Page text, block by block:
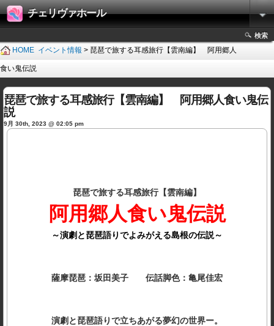
チェリヴァホール
検索
HOME イベント情報 > 琵琶で旅する耳感旅行【雲南編】 阿用郷人
食い鬼伝説
琵琶で旅する耳感旅行【雲南編】 阿用郷人食い鬼伝
説
9月 30th, 2023 @ 02:05 pm
琵琶で旅する耳感旅行【雲南編】
阿用郷人食い鬼伝説
～演劇と琵琶語りでよみがえる島根の伝説～
薩摩琵琶：坂田美子 伝話脚色：亀尾佳宏
演劇と琵琶語りで立ちあがる夢幻の世界ー。